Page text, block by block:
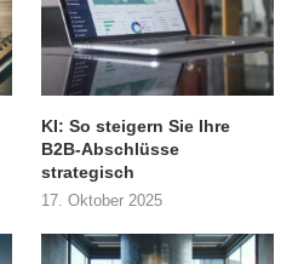
KI: So steigern Sie Ihre
B2B-Abschlüsse
strategisch
17. Oktober 2025